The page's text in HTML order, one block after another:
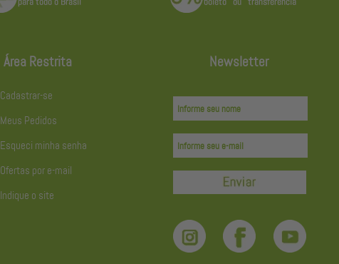
Área Restrita
Cadastrar-se
Meus Pedidos
Esqueci minha senha
Ofertas por e-mail
Indique o site
Newsletter